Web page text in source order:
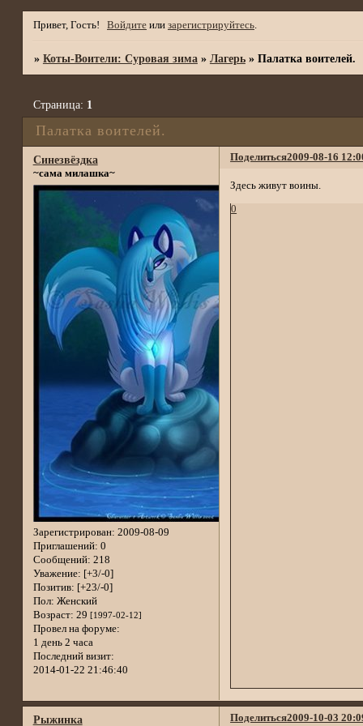
Привет, Гость! Войдите или зарегистрируйтесь.
» Коты-Воители: Суровая зима » Лагерь » Палатка воителей.
Палатка воителей.
Страница: 1
Поделиться2009-08-16
Синезвёздка
~сама милашка~
Зарегистрирован: 2009-08-09
Приглашений: 0
Сообщений: 218
Уважение: [+3/-0]
Позитив: [+23/-0]
Пол: Женский
Возраст: 29 [1997-02-12]
Провел на форуме:
1 день 2 часа
Последний визит:
2014-01-22 21:46:40
Здесь живут воины.
0
Поделиться2009-10-03
Рыжинка